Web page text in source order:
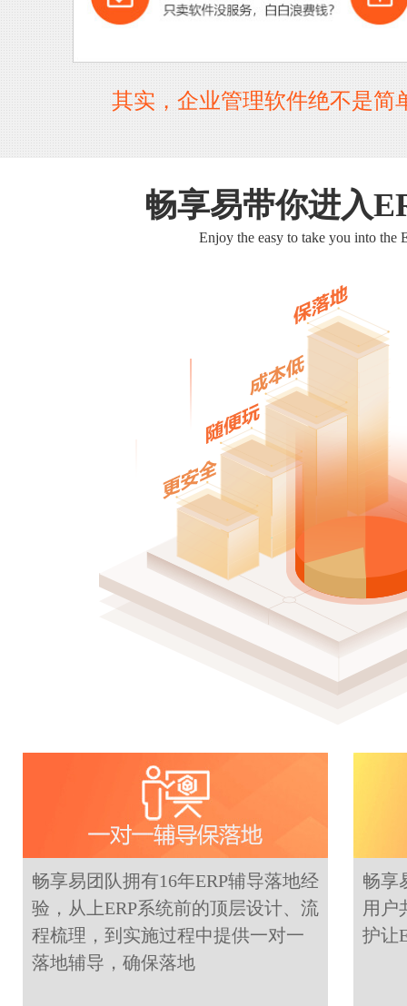
其实，企业管理软件绝不是
畅享易带你进入
Enjoy the easy to take you into the
畅享易团队拥有16年ERP辅导落地经
验，从上ERP系统前的顶层设计、流
程梳理，到实施过程中提供一对一
落地辅导，确保落地
畅享
用户
护让